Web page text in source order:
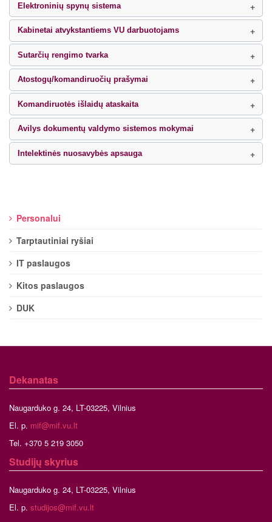
Elektroninių spynų sistema
Kabinetai atvykstantiems VU darbuotojams
Sutarčių rengimo tvarka
Atostogų/komandiruočių prašymai
Komandiruotės išlaidų ataskaita
Avilys dokumentų valdymo sistemos mokymai
Intelektinės nuosavybės apsauga
Personalui
Tarptautiniai ryšiai
IT paslaugos
Kitos paslaugos
DUK
Dekanatas
Naugarduko g. 24, LT-03225, Vilnius
El. p. mif@mif.vu.lt
Tel. +370 5 219 3050
Studijų skyrius
Naugarduko g. 24, LT-03225, Vilnius
El. p. studijos@mif.vu.lt